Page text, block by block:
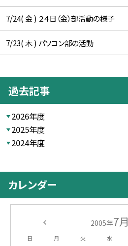
7/24( 金 ) ２４日（金）部活動の様子
7/23( 木 ) パソコン部の活動
過去記事
2026年度
2025年度
2024年度
カレンダー
2005年7月
日 月 火 水